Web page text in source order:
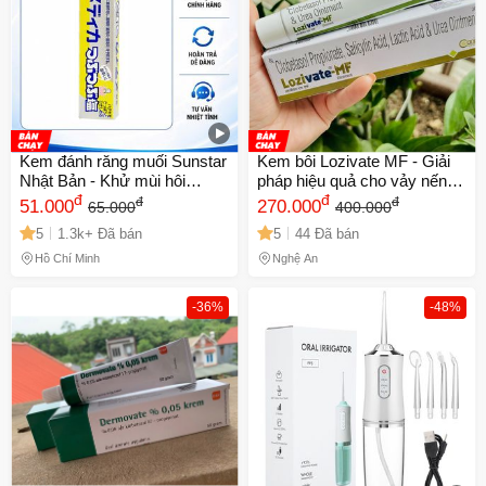
Kem đánh răng muối Sunstar
Nhật Bản - Khử mùi hôi
miệng, bảo vệ nướu, ngăn
ngừa viêm nướu, 170g
51.000đ 65.000đ
5 1.3k+ Đã bán
Hồ Chí Minh
Kem bôi Lozivate MF - Giải
pháp hiệu quả cho vảy nến,
chàm và viêm da cơ địa -
Dưỡng ẩm và phục hồi da tự
nhiên
270.000đ 400.000đ
5 44 Đã bán
Nghệ An
-36% -48%